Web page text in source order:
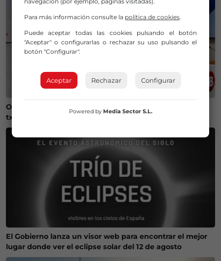
Onintza Enbeita y Ainhoa Urrejola, pregonera y
txupinera de Aste Nagusia 2026 en Bilbao
El Gobierno lanza un visor web para encontrar el mejor
lugar donde ver el eclipse solar del 12 de agosto
Para más información consulte la política de cookies.
Puede aceptar todas las cookies pulsando el botón
"Aceptar" o configurarlas o rechazar su uso pulsando el
botón "Configurar".
Aceptar Rechazar Configurar
Powered by Media Sector S.L.